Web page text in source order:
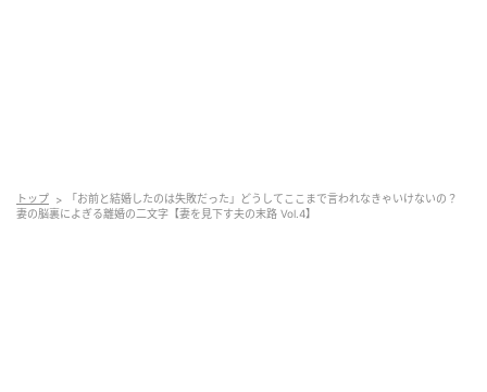
トップ
「お前と結婚したのは失敗だった」どうしてここまで言われなきゃいけないの？
妻の脳裏によぎる離婚の二文字【妻を見下す夫の末路 Vol.4】